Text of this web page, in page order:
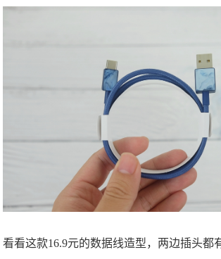
看看这款16.9元的数据线造型，两边插头都